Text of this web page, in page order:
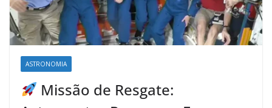
ASTRONOMIA
Missão de Resgate: